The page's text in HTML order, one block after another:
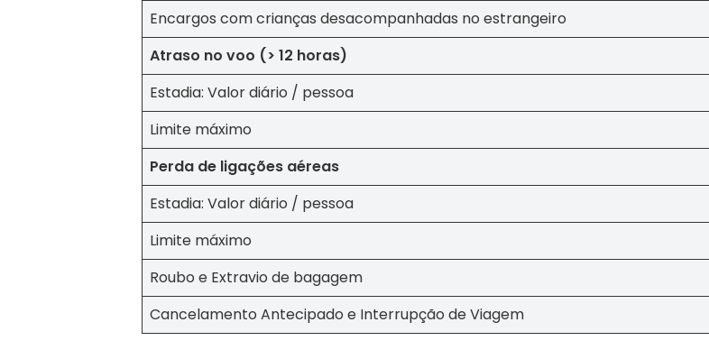
Encargos com crianças desacompanhadas no estrangeiro
Atraso no voo (> 12 horas)
Estadia: Valor diário / pessoa
Limite máximo
Perda de ligações aéreas
Estadia: Valor diário / pessoa
Limite máximo
Roubo e Extravio de bagagem
Cancelamento Antecipado e Interrupção de Viagem